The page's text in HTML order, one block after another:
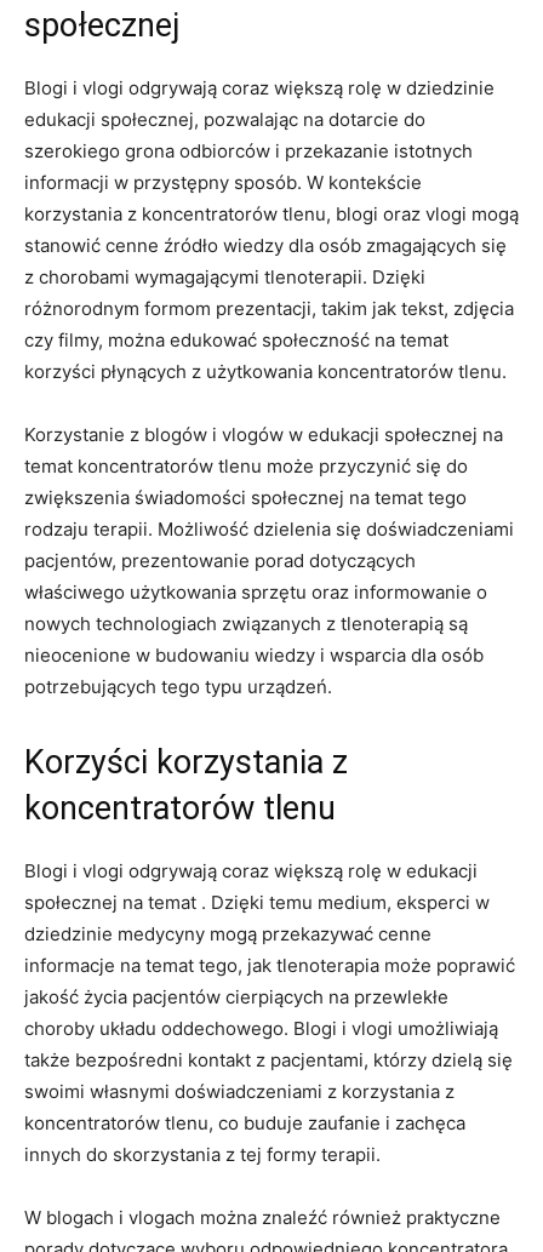
społecznej
Blogi i vlogi odgrywają coraz większą rolę ⁣w dziedzinie
edukacji społecznej, pozwalając na dotarcie do
szerokiego grona odbiorców i przekazanie⁣ istotnych
informacji w przystępny sposób. W kontekście
korzystania z koncentratorów tlenu, blogi oraz⁣ vlogi mogą⁤
stanowić cenne źródło wiedzy dla osób zmagających się
⁤z ​chorobami wymagającymi tlenoterapii. Dzięki
różnorodnym formom prezentacji, takim jak tekst, zdjęcia
czy filmy, można ⁢edukować społeczność​ na temat
korzyści płynących ​z użytkowania koncentratorów tlenu.
Korzystanie z blogów i vlogów w edukacji społecznej na
temat⁣ koncentratorów tlenu może przyczynić się do‌
zwiększenia świadomości społecznej na temat tego
rodzaju terapii. Możliwość dzielenia się doświadczeniami
pacjentów,⁢ prezentowanie⁤ porad dotyczących
właściwego użytkowania sprzętu oraz informowanie o
nowych technologiach związanych z ⁢tlenoterapią są
nieocenione w budowaniu wiedzy ⁣i wsparcia dla‌ osób
potrzebujących tego typu urządzeń.
Korzyści korzystania z
koncentratorów ⁣tlenu
Blogi i vlogi odgrywają coraz większą rolę w ⁣edukacji
społecznej na temat . Dzięki temu medium, eksperci w‍
dziedzinie medycyny mogą przekazywać cenne
informacje‍ na temat tego, jak tlenoterapia może poprawić
jakość życia pacjentów cierpiących na przewlekłe
choroby układu oddechowego. Blogi i vlogi umożliwiają
także bezpośredni kontakt z pacjentami, którzy dzielą się
swoimi własnymi ⁢doświadczeniami z korzystania z
koncentratorów tlenu, co buduje zaufanie i zachęca
innych do skorzystania z ‌tej formy terapii.
W blogach i vlogach można znaleźć również praktyczne